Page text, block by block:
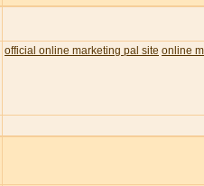
official online marketing pal site online